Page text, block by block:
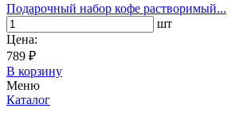
Подарочный набор кофе растворимый...
шт
Цена:
789 ₽
В корзину
Меню
Каталог